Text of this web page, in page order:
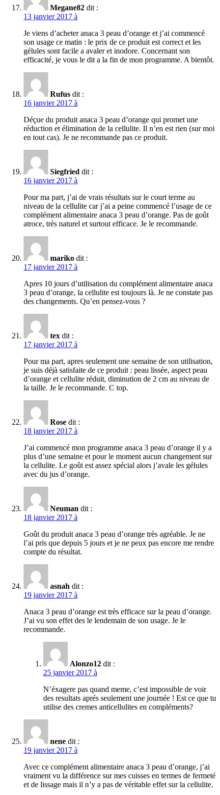
Megane82 dit :
13 janvier 2017 à
Je viens d’acheter anaca 3 peau d’orange et j’ai commencé
son usage ce matin : le prix de ce produit est correct et les
gélules sont facile a avaler et inodore. Concernant son
efficacité, je vous le dit a la fin de mon programme. A bientôt.
Rufus dit :
16 janvier 2017 à
Déçue du produit anaca 3 peau d’orange qui promet une
réduction et élimination de la cellulite. Il n’en est rien (sur moi
en tout cas). Je ne recommande pas ce produit.
Siegfried dit :
16 janvier 2017 à
Pour ma part, j’ai de vrais résultats sur le court terme au
niveau de la cellulite car j’ai a peine commencé l’usage de ce
complément alimentaire anaca 3 peau d’orange. Pas de goût
atroce, très naturel et surtout efficace. Je le recommande.
mariko dit :
17 janvier 2017 à
Apres 10 jours d’utilisation du complément alimentaire anaca
3 peau d’orange, la cellulite est toujours là. Je ne constate pas
des changements. Qu’en pensez-vous ?
tex dit :
17 janvier 2017 à
Pour ma part, apres seulement une semaine de son utilisation,
je suis déjà satisfaite de ce produit : peau lissée, aspect peau
d’orange et cellulite réduit, diminution de 2 cm au niveau de
la taille. Je le recommande. C top.
Rose dit :
18 janvier 2017 à
J’ai commencé mon programme anaca 3 peau d’orange il y a
plus d’une semaine et pour le moment aucun changement sur
la cellulite. Le goût est assez spécial alors j’avale les gélules
avec du jus d’orange.
Neuman dit :
18 janvier 2017 à
Goût du produit anaca 3 peau d’orange très agréable. Je ne
l’ai pris que depuis 5 jours et je ne peux pas encore me rendre
compte du résultat.
asnah dit :
19 janvier 2017 à
Anaca 3 peau d’orange est très efficace sur la peau d’orange.
J’ai vu son effet des le lendemain de son usage. Je le
recommande.
Alonzo12 dit :
25 janvier 2017 à
N’éxagere pas quand meme, c’est impossible de voir
des resultats aprés seulement une journée ! Est ce que tu
utilise des cremes anticellulites en compléments?
nene dit :
19 janvier 2017 à
Avec ce complément alimentaire anaca 3 peau d’orange, j’ai
vraiment vu la différence sur mes cuisses en termes de fermeté
et de lissage mais il n’y a pas de véritable effet sur la cellulite.